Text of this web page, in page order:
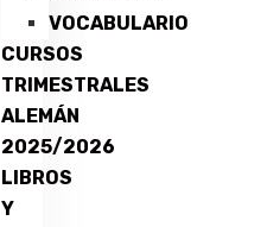
VOCABULARIO
CURSOS
TRIMESTRALES
ALEMÁN
2025/2026
LIBROS
Y